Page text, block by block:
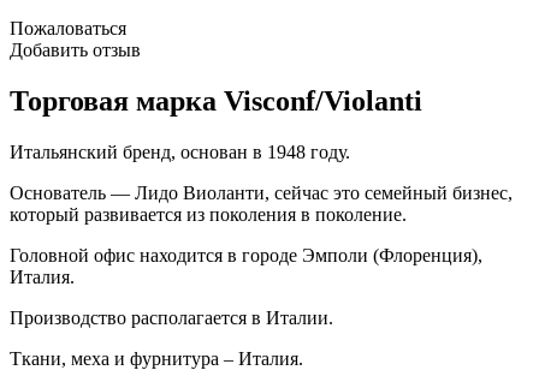
Пожаловаться
Добавить отзыв
Торговая марка Visconf/Violanti
Итальянский бренд, основан в 1948 году.
Основатель — Лидо Виоланти, сейчас это семейный бизнес,
который развивается из поколения в поколение.
Головной офис находится в городе Эмполи (Флоренция),
Италия.
Производство располагается в Италии.
Ткани, меха и фурнитура – Италия.